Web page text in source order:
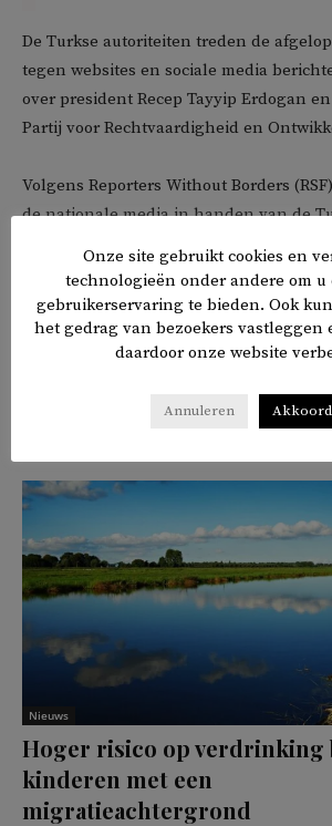
De Turkse autoriteiten treden de
tegen websites en sociale media
over president Recep Tayyip Erdogan
Partij voor Rechtvaardigheid en
Volgens Reporters Without Borders
de nationale media in handen van de
persvrijheidsindex RSF, op de 165
plek
landen).
Delen 𝕏 f in
Nieuws
Hoger risico op verdrinking
kinderen met een
migratieachtergrond
Onze site gebruikt cookies en
technologieën onder andere om u
gebruikerservaring te bieden. Ook
het gedrag van bezoekers vastleggen
daardoor onze website
Annuleren Akkoord